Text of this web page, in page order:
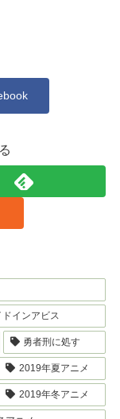
ドインアビス
勇者刑に処す
2019年夏アニメ
2019年冬アニメ